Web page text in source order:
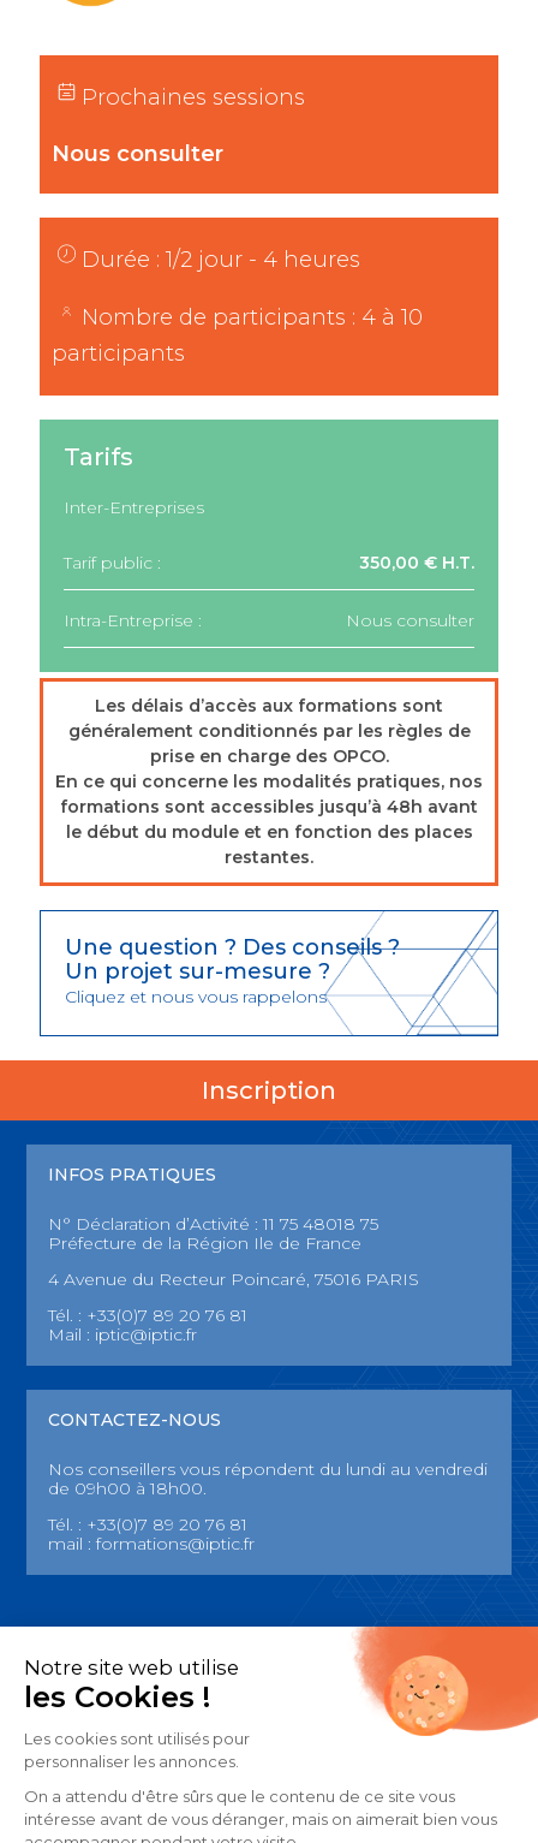
Prochaines sessions
Nous consulter
Durée : 1/2 jour - 4 heures
Nombre de participants : 4 à 10
participants
Tarifs
Inter-Entreprises
Tarif public : 350,00 € H.T.
Intra-Entreprise : Nous consulter
Les délais d’accès aux formations sont
généralement conditionnés par les règles de
prise en charge des OPCO.
En ce qui concerne les modalités pratiques, nos
formations sont accessibles jusqu’à 48h avant
le début du module et en fonction des places
restantes.
Une question ? Des conseils ?
Un projet sur-mesure ?
Cliquez et nous vous rappelons
Inscription
INFOS PRATIQUES
N° Déclaration d’Activité : 11 75 48018 75
Préfecture de la Région Ile de France
4 Avenue du Recteur Poincaré, 75016 PARIS
Tél. : +33(0)7 89 20 76 81
Mail : iptic@iptic.fr
CONTACTEZ-NOUS
Nos conseillers vous répondent du lundi au vendredi
de 09h00 à 18h00.
Tél. : +33(0)7 89 20 76 81
mail :formations@iptic.fr
Mentions légales
Date de de dernère mise à jour des mentions légales : 07/08/2024
Notre site web utilise
les Cookies !
Les cookies sont utilisés pour
personnaliser les annonces.
On a attendu d'être sûrs que le contenu de ce site vous
intéresse avant de vous déranger, mais on aimerait bien vous